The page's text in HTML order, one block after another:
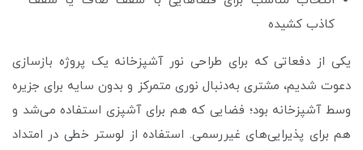
کاذب کشیده
یکی از دفعاتی که برای طراحی نور آشپزخانه یک پروژه بازسازی
دعوت شدیم، مشتری به‌دنبال نوری متمرکز و بدون سایه برای جزیره
وسط آشپزخانه بود؛ فضایی که هم برای آشپزی استفاده می‌شد و
هم برای پذیرایی‌های غیررسمی. استفاده از لوستر خطی در امتداد